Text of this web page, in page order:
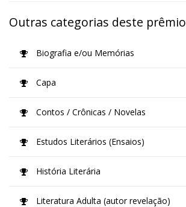
Outras categorias deste prêmio
Biografia e/ou Memórias
Capa
Contos / Crônicas / Novelas
Estudos Literários (Ensaios)
História Literária
Literatura Adulta (autor revelação)